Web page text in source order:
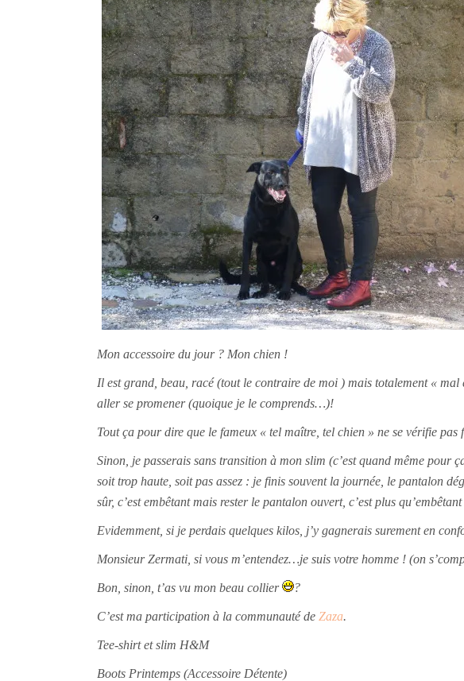
Mon accessoire du jour ? Mon chien !
Il est grand, beau, racé (tout le contraire de moi ) mais totalement «
aller se promener (quoique je le comprends…)!
Tout ça pour dire que le fameux « tel maître, tel chien » ne se vérifie pas
Sinon, je passerais sans transition à mon slim (c’est quand même
soit trop haute, soit pas assez : je finis souvent la journée, le pantalon
sûr, c’est embêtant mais rester le pantalon ouvert, c’est plus qu’embêtant
Evidemment, si je perdais quelques kilos, j’y gagnerais surement en
Monsieur Zermati, si vous m’entendez…je suis votre homme ! (on
Bon, sinon, t’as vu mon beau collier ?
C’est ma participation à la communauté de Zaza.
Tee-shirt et slim H&M
Boots Printemps (Accessoire Détente)